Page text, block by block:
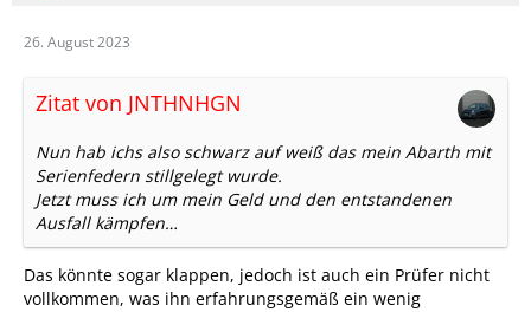
26. August 2023
Zitat von JNTHNHGN
Nun hab ichs also schwarz auf weiß das mein Abarth mit
Serienfedern stillgelegt wurde.
Jetzt muss ich um mein Geld und den entstandenen
Ausfall kämpfen…
Das könnte sogar klappen, jedoch ist auch ein Prüfer nicht
vollkommen, was ihn erfahrungsgemäß ein wenig